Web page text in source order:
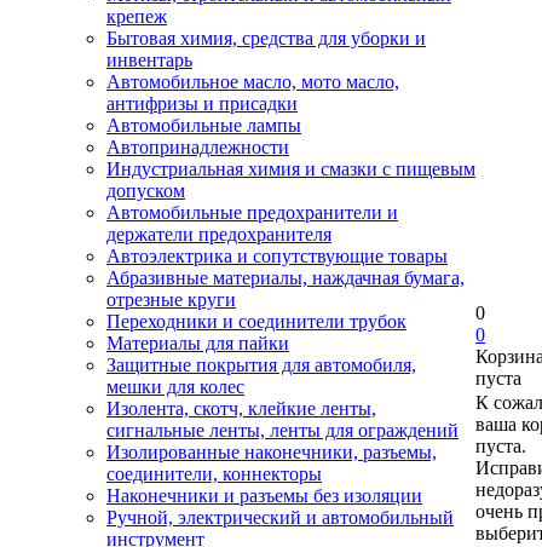
крепеж
Бытовая химия, средства для уборки и
инвентарь
Автомобильное масло, мото масло,
антифризы и присадки
Автомобильные лампы
Автопринадлежности
Индустриальная химия и смазки с пищевым
допуском
Автомобильные предохранители и
держатели предохранителя
Автоэлектрика и сопутствующие товары
Абразивные материалы, наждачная бумага,
отрезные круги
Переходники и соединители трубок
Материалы для пайки
Защитные покрытия для автомобиля,
мешки для колес
Изолента, скотч, клейкие ленты,
сигнальные ленты, ленты для ограждений
Изолированные наконечники, разъемы,
соединители, коннекторы
Наконечники и разъемы без изоляции
Ручной, электрический и автомобильный
инструмент
0
0
пуста
К
ваша
пуста.
очень